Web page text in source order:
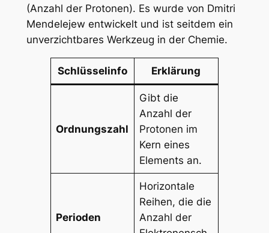
(Anzahl der Protonen). Es wurde von Dmitri
Mendelejew entwickelt und ist seitdem ein
unverzichtbares Werkzeug in der Chemie.
Schlüsselinfo Erklärung
Ordnungszahl
Gibt die
Anzahl der
Protonen im
Kern eines
Elements an.
Perioden
Horizontale
Reihen, die die
Anzahl der